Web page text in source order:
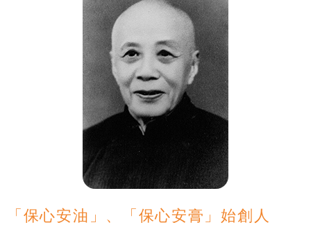
「保心安油」、「保心安膏」始創人